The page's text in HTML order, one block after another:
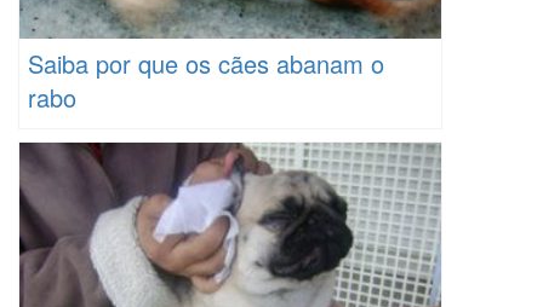
Saiba por que os cães abanam o
rabo